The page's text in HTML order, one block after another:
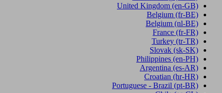
United Kingdom (en-GB)
Belgium (fr-BE)
Belgium (nl-BE)
France (fr-FR)
Turkey (tr-TR)
Slovak (sk-SK)
Philippines (en-PH)
Argentina (es-AR)
Croatian (hr-HR)
Portuguese - Brazil (pt-BR)